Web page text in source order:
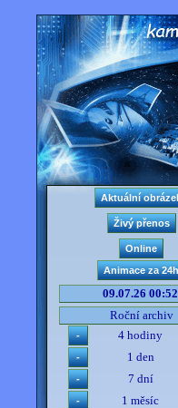
09.07.26 00:52
Roční archiv
4 hodiny
1 den
7 dní
1 měsíc